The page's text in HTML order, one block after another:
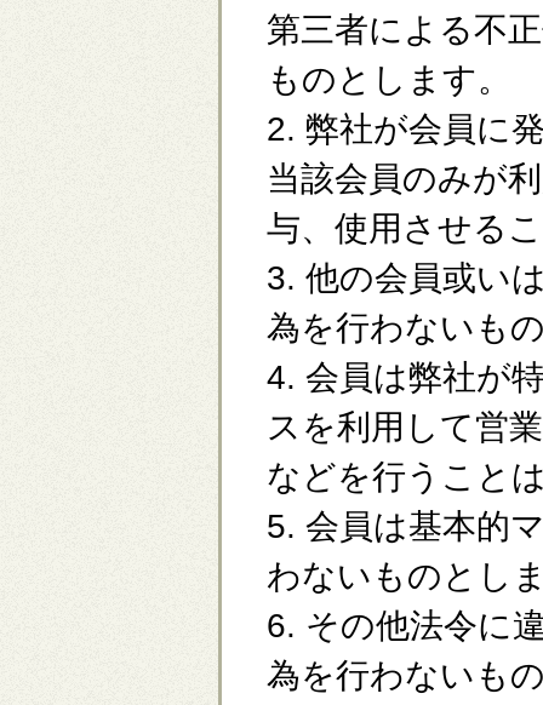
第三者による不
ものとします。
2. 弊社が会員に
当該会員のみが
与、使用させる
3. 他の会員或い
為を行わないも
4. 会員は弊社が
スを利用して営
などを行うこと
5. 会員は基本的
わないものとし
6. その他法令に
為を行わないも